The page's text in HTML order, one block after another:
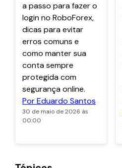
a passo para fazer o
login no RoboForex,
dicas para evitar
erros comuns e
como manter sua
conta sempre
protegida com
segurança online.
Por Eduardo Santos
30 de maio de 2026 às
00:00